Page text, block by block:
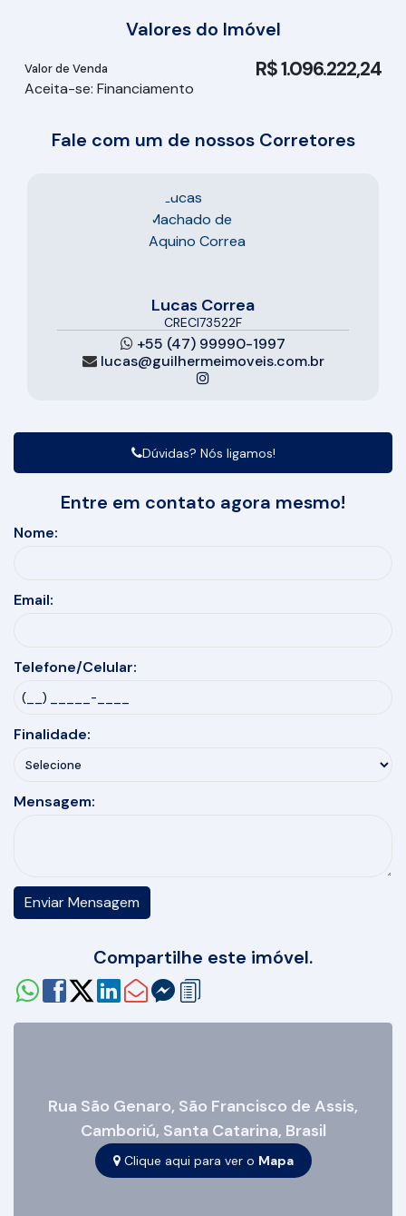
Valores do Imóvel
R$1.096.222,24
Valor de Venda
Aceita-se: Financiamento
Fale com um de nossos Corretores
Lucas Correa
CRECI73522F
+55 (47) 99990-1997
lucas@guilhermeimoveis.com.br
Dúvidas? Nós ligamos!
Entre em contato agora mesmo!
Nome:
Email:
Telefone/Celular:
Finalidade:
Mensagem:
Compartilhe este imóvel.
Rua São Genaro, São Francisco de Assis,
Camboriú, Santa Catarina, Brasil
Clique aqui para ver o Mapa